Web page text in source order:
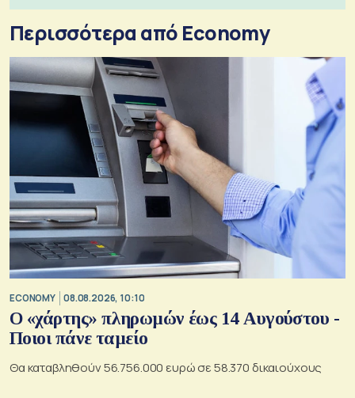
Περισσότερα από Economy
ECONOMY 08.08.2026, 10:10
Ο «χάρτης» πληρωμών έως 14 Αυγούστου -
Ποιοι πάνε ταμείο
Θα καταβληθούν 56.756.000 ευρώ σε 58.370 δικαιούχους